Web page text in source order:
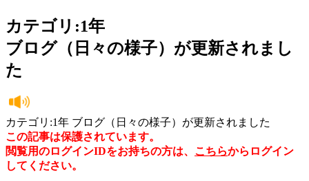
カテゴリ:1年
ブログ（日々の様子）が更新されまし
た
カテゴリ:1年 ブログ（日々の様子）が更新されました
この記事は保護されています。
閲覧用のログインIDをお持ちの方は、 こちらからログイン
してください。